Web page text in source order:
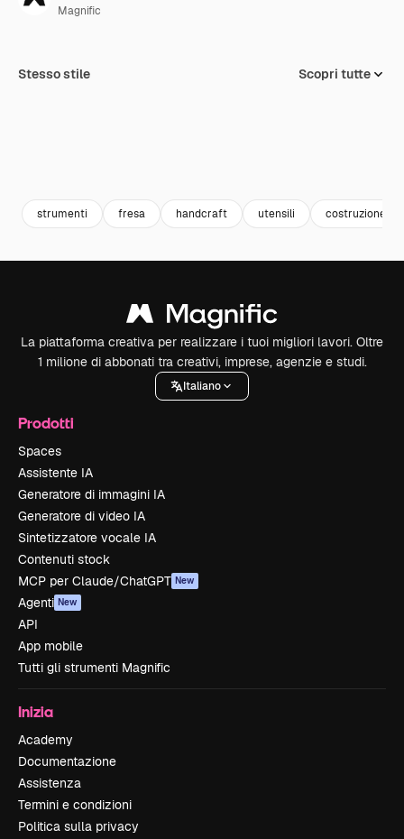
Magnific
Stesso stile Scopri tutte
strumenti fresa handcraft utensili costruzione e
La piattaforma creativa per realizzare i tuoi migliori lavori. Oltre
1 milione di abbonati tra creativi, imprese, agenzie e studi.
Italiano
Prodotti
Spaces
Assistente IA
Generatore di immagini IA
Generatore di video IA
Sintetizzatore vocale IA
Contenuti stock
MCP per Claude/ChatGPT New
Agenti New
API
App mobile
Tutti gli strumenti Magnific
Inizia
Academy
Documentazione
Assistenza
Termini e condizioni
Politica sulla privacy